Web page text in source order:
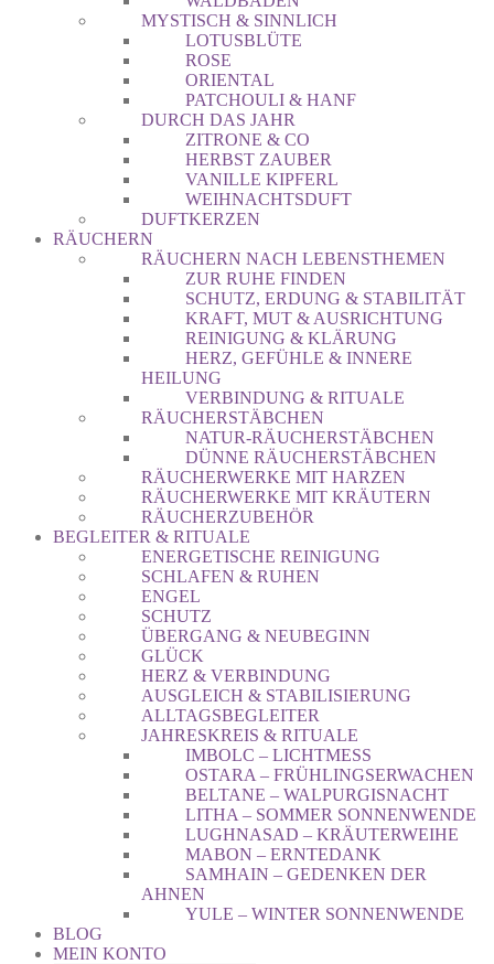
MYSTISCH & SINNLICH
LOTUSBLÜTE
ROSE
ORIENTAL
PATCHOULI & HANF
DURCH DAS JAHR
ZITRONE & CO
HERBST ZAUBER
VANILLE KIPFERL
WEIHNACHTSDUFT
DUFTKERZEN
RÄUCHERN
RÄUCHERN NACH LEBENSTHEMEN
ZUR RUHE FINDEN
SCHUTZ, ERDUNG & STABILITÄT
KRAFT, MUT & AUSRICHTUNG
REINIGUNG & KLÄRUNG
HERZ, GEFÜHLE & INNERE
HEILUNG
VERBINDUNG & RITUALE
RÄUCHERSTÄBCHEN
NATUR-RÄUCHERSTÄBCHEN
DÜNNE RÄUCHERSTÄBCHEN
RÄUCHERWERKE MIT HARZEN
RÄUCHERWERKE MIT KRÄUTERN
RÄUCHERZUBEHÖR
BEGLEITER & RITUALE
ENERGETISCHE REINIGUNG
SCHLAFEN & RUHEN
ENGEL
SCHUTZ
ÜBERGANG & NEUBEGINN
GLÜCK
HERZ & VERBINDUNG
AUSGLEICH & STABILISIERUNG
ALLTAGSBEGLEITER
JAHRESKREIS & RITUALE
IMBOLC – LICHTMESS
OSTARA – FRÜHLINGSERWACHEN
BELTANE – WALPURGISNACHT
LITHA – SOMMER SONNENWENDE
LUGHNASAD – KRÄUTERWEIHE
MABON – ERNTEDANK
SAMHAIN – GEDENKEN DER
AHNEN
YULE – WINTER SONNENWENDE
BLOG
MEIN KONTO